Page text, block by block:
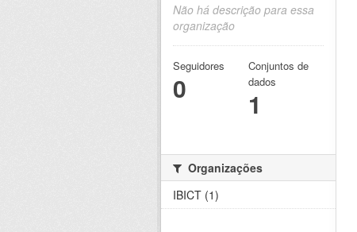
Não há descrição para essa
organização
Seguidores
0
Conjuntos de
dados
1
Organizações
IBICT (1)